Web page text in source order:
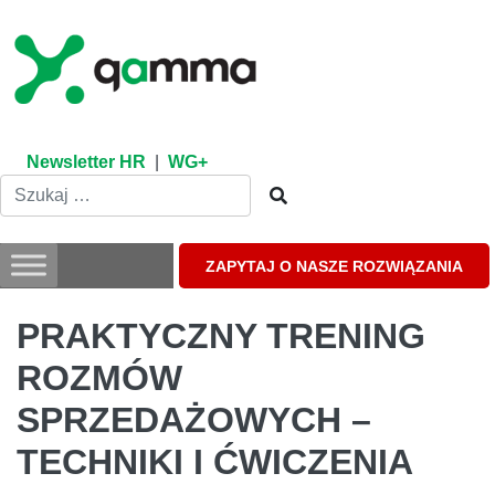
content
Newsletter HR WG+
ZAPYTAJ O NASZE ROZWIĄZANIA
PRAKTYCZNY TRENING
ROZMÓW
SPRZEDAŻOWYCH –
TECHNIKI I ĆWICZENIA